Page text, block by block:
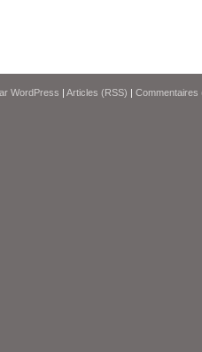
WordPress | Articles (RSS) | Commentaires